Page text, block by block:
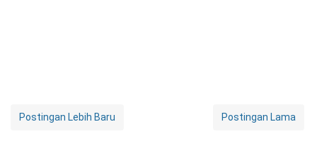
Postingan Lebih Baru Postingan Lama